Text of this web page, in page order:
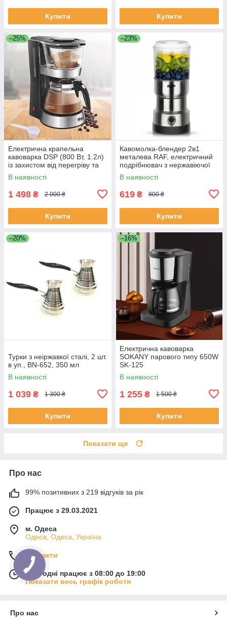
Купити Купити
–25%
Електрична крапельна
кавоварка DSP (800 Вт, 1.2л)
із захистом від перегріву та
робочого тиску KA-3063
В наявності
1 498 ₴ 2 000 ₴
Купити
–23%
Кавомолка-блендер 2в1
металева RAF, електричний
подрібнювач з нержавіючої
сталі R-7126
В наявності
619 ₴ 800 ₴
Купити
–20%
Турки з неіржавкої сталі, 2 шт.
в уп., BN-652, 350 мл
В наявності
1 039 ₴ 1 300 ₴
Купити
–16%
Електрична кавоварка
SOKANY парового типу 650W
SK-125
В наявності
1 255 ₴ 1 500 ₴
Купити
Показати ще
Про нас
99% позитивних з 219 відгуків за рік
Працює з 29.03.2021
м. Одеса
Одеса, Одеса, Україна
Контакти
Сьогодні працює з 08:00 до 19:00
Показати весь графік роботи
Про нас